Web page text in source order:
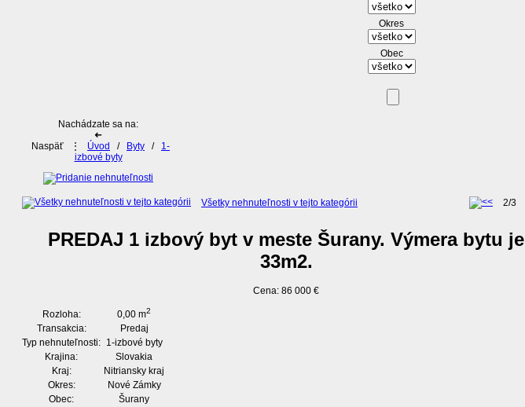
Okres
Obec
Nachádzate sa na:
➜
Naspäť
⋮ Úvod / Byty /
1-
izbové byty
Všetky nehnuteľnosti v tejto kategórii 2/3
PREDAJ 1 izbový byt v meste Šurany. Výmera bytu je
33m2.
Cena: 86 000 €
Rozloha: 0,00 m2
Transakcia:
Predaj
Typ nehnuteľnosti: 1-izbové byty
Krajina:
Slovakia
Kraj:
Nitriansky kraj
Okres:
Nové Zámky
Obec:
Šurany